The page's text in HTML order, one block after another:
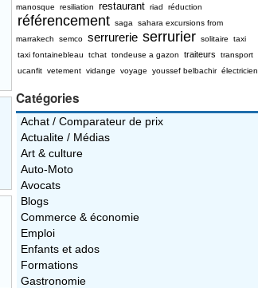
manosque
resiliation restaurant riad réduction
référencement saga
sahara excursions from
marrakech
semco serrurerie serrurier solitaire
taxi
taxi fontainebleau
tchat tondeuse a gazon traiteurs
transport
ucanfit vetement vidange voyage youssef belbachir électricien
Catégories
Achat / Comparateur de prix
Actualite / Médias
Art & culture
Auto-Moto
Avocats
Blogs
Commerce & économie
Emploi
Enfants et ados
Formations
Gastronomie